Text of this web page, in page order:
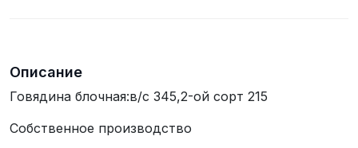
Описание
Говядина блочная:в/с 345,2-ой сорт 215
Собственное производство